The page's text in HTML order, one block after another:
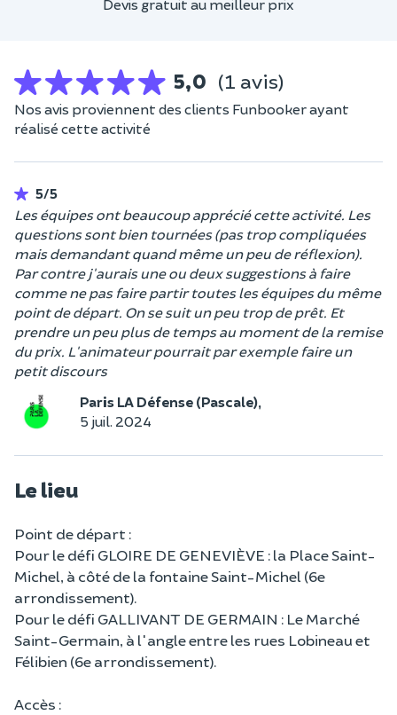
Devis gratuit au meilleur prix
5,0 (1 avis)
Nos avis proviennent des clients Funbooker ayant
réalisé cette activité
5/5
Les équipes ont beaucoup apprécié cette activité. Les
questions sont bien tournées (pas trop compliquées
mais demandant quand même un peu de réflexion).
Par contre j'aurais une ou deux suggestions à faire
comme ne pas faire partir toutes les équipes du même
point de départ. On se suit un peu trop de prêt. Et
prendre un peu plus de temps au moment de la remise
du prix. L'animateur pourrait par exemple faire un
petit discours
Paris LA Défense (Pascale),
5 juil. 2024
Le lieu
Point de départ :
Pour le défi GLOIRE DE GENEVIÈVE : la Place Saint-
Michel, à côté de la fontaine Saint-Michel (6e
arrondissement).
Pour le défi GALLIVANT DE GERMAIN : Le Marché
Saint-Germain, à l'angle entre les rues Lobineau et
Félibien (6e arrondissement).
Accès :